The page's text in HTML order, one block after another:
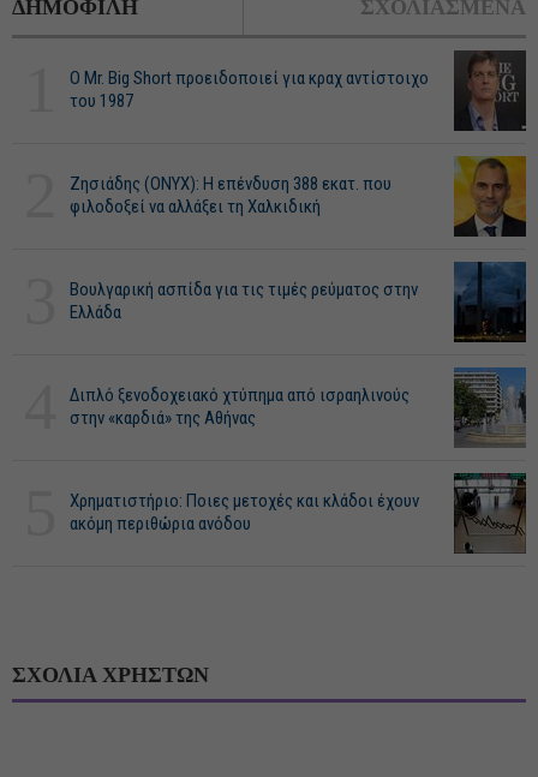
ΔΗΜΟΦΙΛΗ ΣΧΟΛΙΑΣΜΕΝΑ
O Mr. Big Short προειδοποιεί για κραχ αντίστοιχο
του 1987
Ζησιάδης (ONYX): Η επένδυση 388 εκατ. που
φιλοδοξεί να αλλάξει τη Χαλκιδική
Βουλγαρική ασπίδα για τις τιμές ρεύματος στην
Ελλάδα
Διπλό ξενοδοχειακό χτύπημα από ισραηλινούς
στην «καρδιά» της Αθήνας
Χρηματιστήριο: Ποιες μετοχές και κλάδοι έχουν
ακόμη περιθώρια ανόδου
ΣΧΟΛΙΑ ΧΡΗΣΤΩΝ